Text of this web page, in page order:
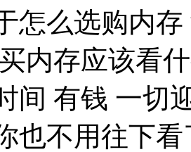
怎么选购内
内存应该看
间 有钱 一切
不用往下看